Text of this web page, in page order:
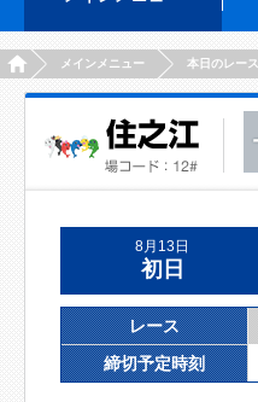
HOMEメインメニュー 本日のレース
8月13日
初日
レース
締切予定時刻